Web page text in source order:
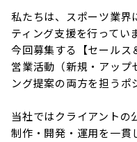
私たちは、スポーツ業界
ティング支援を行ってい
今回募集する【セールス
営業活動（新規・アップ
ング提案の両方を担うポ
当社ではクライアントの
制作・開発・運用を一貫